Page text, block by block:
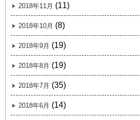
2018年11月 (11)
2018年10月 (8)
2018年9月 (19)
2018年8月 (19)
2018年7月 (35)
2018年6月 (14)